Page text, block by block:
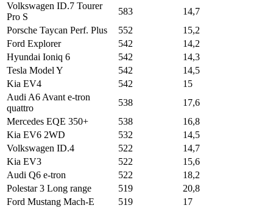
Volkswagen ID.7 Tourer
Pro S
583
14,7
Porsche Taycan Perf. Plus
552
15,2
Ford Explorer
542
14,2
Hyundai Ioniq 6
542
14,3
Tesla Model Y
542
14,5
Kia EV4
542
15
Audi A6 Avant e-tron
quattro
538
17,6
Mercedes EQE 350+
538
16,8
Kia EV6 2WD
532
14,5
Volkswagen ID.4
522
14,7
Kia EV3
522
15,6
Audi Q6 e-tron
522
18,2
Polestar 3 Long range
519
20,8
Ford Mustang Mach-E
519
17